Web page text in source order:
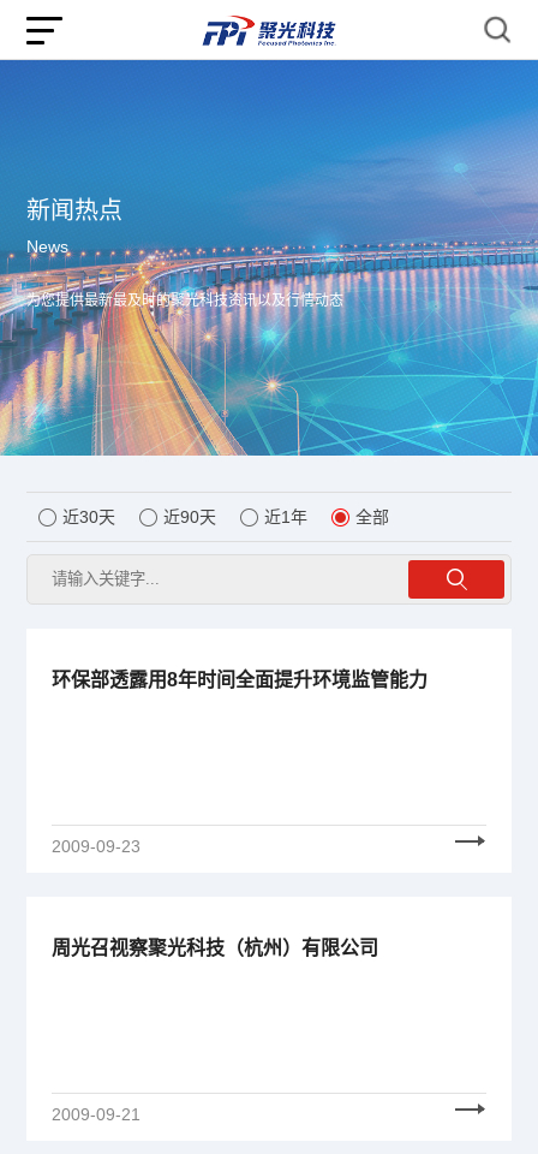
新闻热点
News
为您提供最新最及时的聚光科技资讯以及行情动态
近30天 近90天 近1年 全部
环保部透露用8年时间全面提升环境监管能力
2009-09-23
周光召视察聚光科技（杭州）有限公司
2009-09-21